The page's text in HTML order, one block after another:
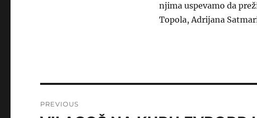
njima uspevamo da
Topola, Adrijana
PREVIOUS